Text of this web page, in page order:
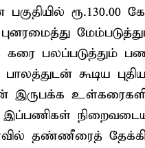
ரூ.130.00
கரை பலப்படுத்தும்
கூடிய
இருபக்க
இப்பணிகள்
தண்ணீரைத் தேக்கி